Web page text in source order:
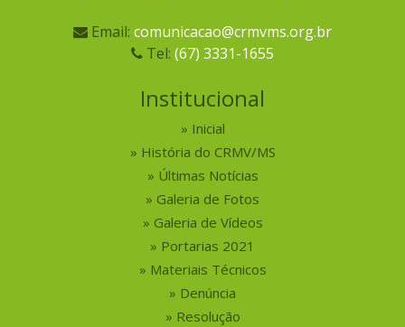
Email: comunicacao@crmvms.org.br
Tel: (67) 3331-1655
Institucional
Inicial
História do CRMV/MS
Últimas Notícias
Galeria de Fotos
Galeria de Vídeos
Portarias 2021
Materiais Técnicos
Denúncia
Resolução